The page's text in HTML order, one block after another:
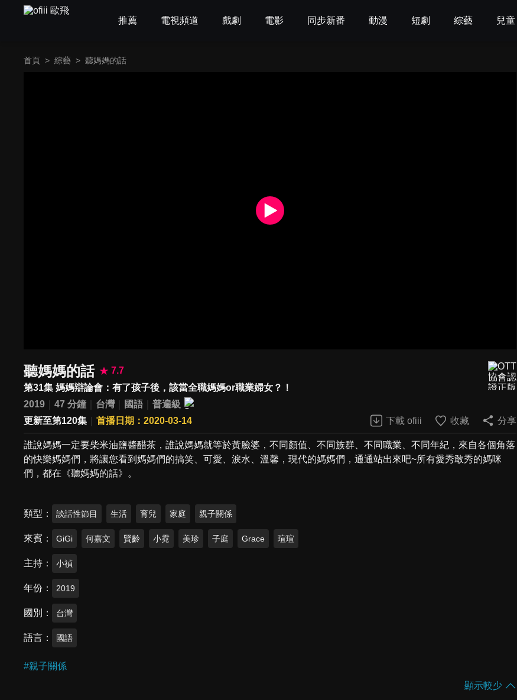
推薦 電視頻道 戲劇 電影 同步新番 動漫 短劇 綜藝 兒童
首頁 > 綜藝 > 聽媽媽的話
聽媽媽的話
7.7
第31集 媽媽辯論會：有了孩子後，該當全職媽媽or職業婦女？！
2019
47 分鐘 台灣 國語
普遍級
更新至第120集
首播日期：2020-03-14 下載 ofiii 收藏 分享
誰說媽媽一定要柴米油鹽醬醋茶，誰說媽媽就等於黃臉婆，不同顏值、不同族群、不同職業、不同年紀，來自各個角落
的快樂媽媽們，將讓您看到媽媽們的搞笑、可愛、淚水、溫馨，現代的媽媽們，通通站出來吧~所有愛秀敢秀的媽咪
們，都在《聽媽媽的話》。
類型 談話性節目 生活 育兒 家庭 親子關係
來賓 GiGi 何嘉文 賢齡 小霓 美珍 子庭 Grace 瑄瑄
主持 小禎
年份 2019
國別 台灣
語言 國語
#親子關係
顯示較少